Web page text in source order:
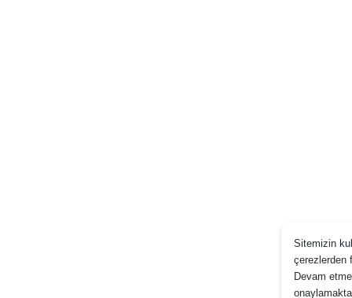
Sitemizin
çerezlerden
Devam